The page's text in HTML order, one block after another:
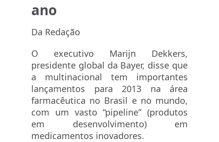
ano
Da Redação
O executivo Marijn Dekkers,
presidente global da Bayer, disse que
a multinacional tem importantes
lançamentos para 2013 na área
farmacêutica no Brasil e no mundo,
com um vasto “pipeline” (produtos
em desenvolvimento) em
medicamentos inovadores.